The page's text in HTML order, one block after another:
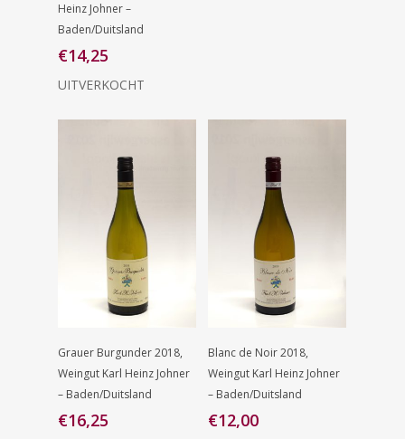
Heinz Johner –
Baden/Duitsland
€14,25
UITVERKOCHT
Toevoegen
Aan
Winkelwagen
Grauer Burgunder 2018,
Weingut Karl Heinz Johner
– Baden/Duitsland
€16,25
Lees Verder
Blanc de Noir 2018,
Weingut Karl Heinz Johner
– Baden/Duitsland
€12,00